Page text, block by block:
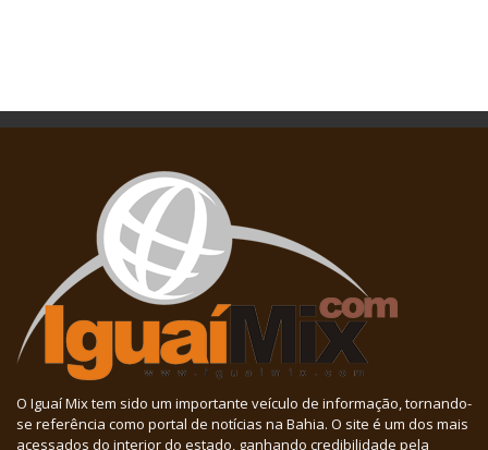
O Iguaí Mix tem sido um importante veículo de informação, tornando-
se referência como portal de notícias na Bahia. O site é um dos mais
acessados do interior do estado, ganhando credibilidade pela